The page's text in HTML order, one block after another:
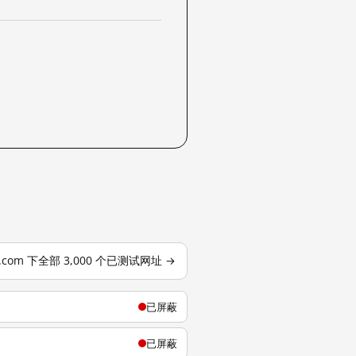
下全部 3,000 个已测试网址 →
已屏蔽
已屏蔽